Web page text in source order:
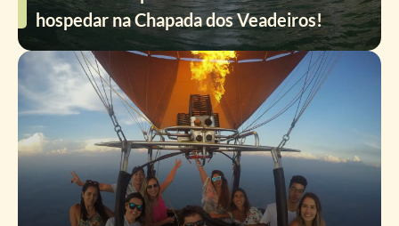
hospedar na Chapada dos Veadeiros!